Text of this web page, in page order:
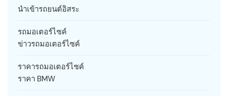
นำเข้ารถยนต์อิสระ
รถมอเตอร์ไซค์
ข่าวรถมอเตอร์ไซค์
ราคารถมอเตอร์ไซค์
ราคา BMW